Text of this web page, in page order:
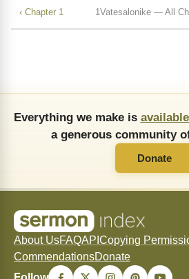
‹ Chapter 1 1Vatesalonike — All
Everything we make is
a generous community
Donate
About UsFAQAPI Copying
CommendationsDonate